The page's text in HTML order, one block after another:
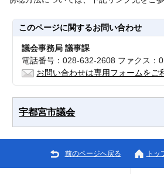
このページに関するお問い合わせ
議会事務局 議事課
電話番号：028-632-2608 ファクス：
お問い合わせは専用フォームをご
宇都宮市議会
前のページへ戻る トッ